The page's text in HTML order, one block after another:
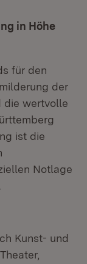
in Höhe
für den
der
die wertvolle
ist die
Notlage
Kunst- und